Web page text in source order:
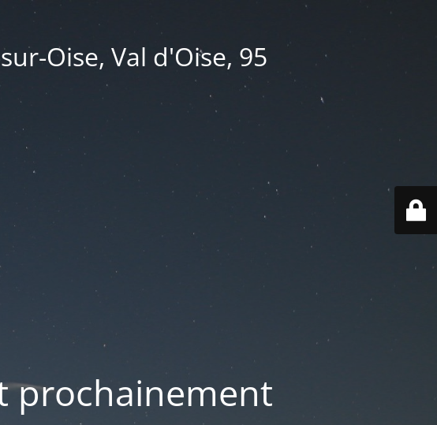
Oise, Val d'Oise, 95
prochainement